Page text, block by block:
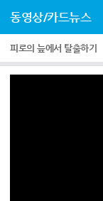
동영상/카드뉴스
피로의 늪에서 탈출하기